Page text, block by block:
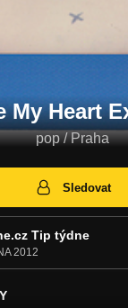
My Heart
pop / Praha
Sledovat
Tip týdne
2012